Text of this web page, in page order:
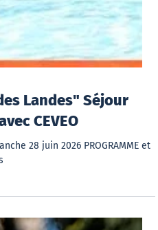
CEVEO
28 juin 2026 PROGRAMME et